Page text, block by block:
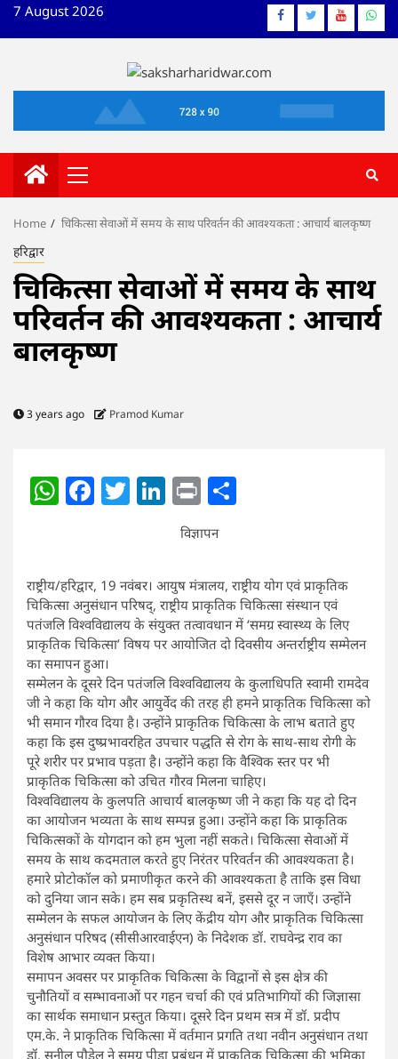
Skip7 August 2026 Facebook
TwitterYouTube
Primary
Menu
Home चिकित्सा सेवाओं में समय के साथ परिवर्तन की आवश्यकता : आचार्य बालकृष्ण
हरिद्वार
चिकित्सा सेवाओं में समय के साथ
परिवर्तन की आवश्यकता : आचार्य
बालकृष्ण
3 years ago Pramod Kumar
WhatsApp
Facebook
Twitter
LinkedIn
Print
विज्ञापन
राष्ट्रीय/हरिद्वार, 19 नवंबर। आयुष मंत्रालय, राष्ट्रीय योग एवं प्राकृतिक
चिकित्सा अनुसंधान परिषद्, राष्ट्रीय प्राकृतिक चिकित्सा संस्थान एवं
पतंजलि विश्वविद्यालय के संयुक्त तत्वावधान में ‘समग्र स्वास्थ्य के लिए
प्राकृतिक चिकित्सा’ विषय पर आयोजित दो दिवसीय अन्तर्राष्ट्रीय सम्मेलन
का समापन हुआ।
सम्मेलन के दूसरे दिन पतंजलि विश्वविद्यालय के कुलाधिपति स्वामी रामदेव
जी ने कहा कि योग और आयुर्वेद की तरह ही हमने प्राकृतिक चिकित्सा को
भी समान गौरव दिया है। उन्होंने प्राकृतिक चिकित्सा के लाभ बताते हुए
कहा कि इस दुष्प्रभावरहित उपचार पद्धति से रोग के साथ-साथ रोगी के
पूरे शरीर पर प्रभाव पड़ता है। उन्होंने कहा कि वैश्विक स्तर पर भी
प्राकृतिक चिकित्सा को उचित गौरव मिलना चाहिए।
विश्वविद्यालय के कुलपति आचार्य बालकृष्ण जी ने कहा कि यह दो दिन
का आयोजन भव्यता के साथ सम्पन्न हुआ। उन्होंने कहा कि प्राकृतिक
चिकित्सकों के योगदान को हम भुला नहीं सकते। चिकित्सा सेवाओं में
समय के साथ कदमताल करते हुए निरंतर परिवर्तन की आवश्यकता है।
हमारे प्रोटोकॉल को प्रमाणीकृत करने की आवश्यकता है ताकि इस विधा
को दुनिया जान सके। हम सब प्रकृतिस्थ बनें, इससे दूर न जाएँ। उन्होंने
सम्मेलन के सफल आयोजन के लिए केंद्रीय योग और प्राकृतिक चिकित्सा
अनुसंधान परिषद (सीसीआरवाईएन) के निदेशक डॉ. राघवेन्द्र राव का
विशेष आभार व्यक्त किया।
समापन अवसर पर प्राकृतिक चिकित्सा के विद्वानों से इस क्षेत्र की
चुनौतियों व सम्भावनाओं पर गहन चर्चा की एवं प्रतिभागियों की जिज्ञासा
का सार्थक समाधान प्रस्तुत किया। दूसरे दिन प्रथम सत्र में डॉ. प्रदीप
एम.के. ने प्राकृतिक चिकित्सा में वर्तमान प्रगति तथा नवीन अनुसंधान तथा
डॉ. सुनील पौडेल ने समग्र पीड़ा प्रबंधन में प्राकृतिक चिकित्सा की भूमिका